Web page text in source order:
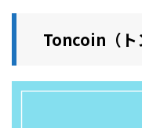
Toncoin（ト